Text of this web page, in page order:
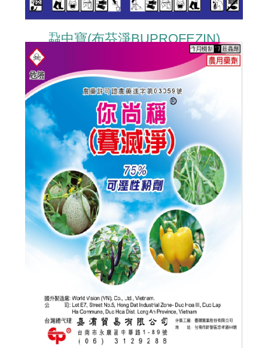
蝨中寶(布芬淨BUPROFEZIN)